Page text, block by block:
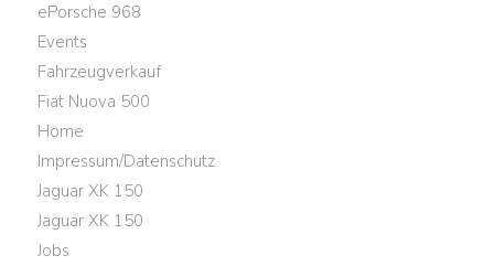
ePorsche 968
Events
Fahrzeugverkauf
Fiat Nuova 500
Home
Impressum/Datenschutz
Jaguar XK 150
Jaguar XK 150
Jobs